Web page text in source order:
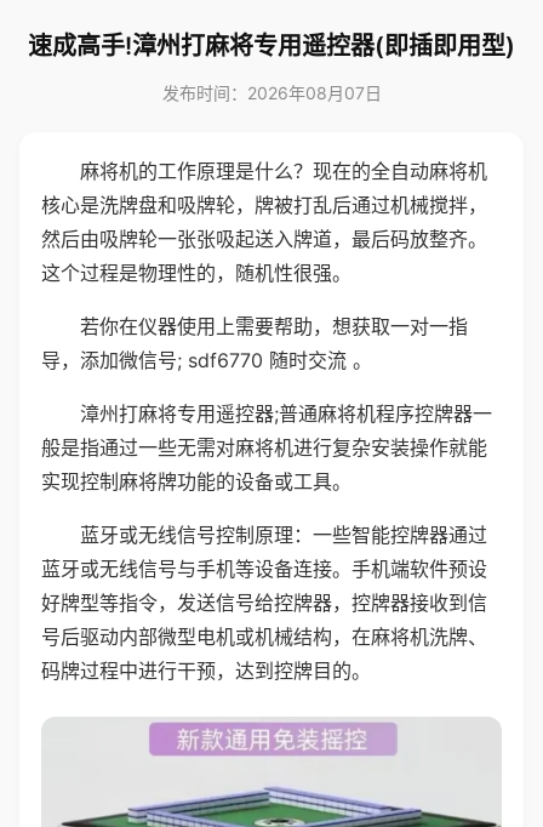
速成高手!漳州打麻将专用遥控器(即插即用型)
发布时间：2026年08月07日
麻将机的工作原理是什么？现在的全自动麻将机
核心是洗牌盘和吸牌轮，牌被打乱后通过机械搅拌，
然后由吸牌轮一张张吸起送入牌道，最后码放整齐。
这个过程是物理性的，随机性很强。
若你在仪器使用上需要帮助，想获取一对一指
导，添加微信号; sdf6770 随时交流 。
漳州打麻将专用遥控器;普通麻将机程序控牌器一
般是指通过一些无需对麻将机进行复杂安装操作就能
实现控制麻将牌功能的设备或工具。
蓝牙或无线信号控制原理：一些智能控牌器通过
蓝牙或无线信号与手机等设备连接。手机端软件预设
好牌型等指令，发送信号给控牌器，控牌器接收到信
号后驱动内部微型电机或机械结构，在麻将机洗牌、
码牌过程中进行干预，达到控牌目的。